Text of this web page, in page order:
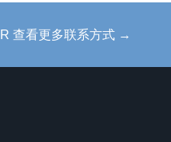
查看更多联系方式 →